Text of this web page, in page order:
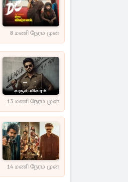
8 மணி நேரம் முன்
13 மணி நேரம் முன்
14 மணி நேரம் முன்